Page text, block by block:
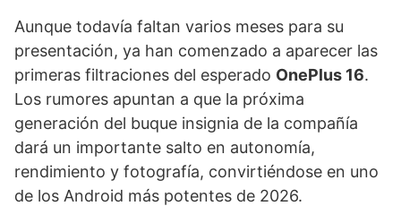
Aunque todavía faltan varios meses para su
presentación, ya han comenzado a aparecer las
primeras filtraciones del esperado OnePlus 16.
Los rumores apuntan a que la próxima
generación del buque insignia de la compañía
dará un importante salto en autonomía,
rendimiento y fotografía, convirtiéndose en uno
de los Android más potentes de 2026.